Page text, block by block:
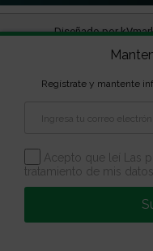
Diseñado por
propiedad de la
Regístrate y mantente
Acepto que leí Las
tratamiento de mis